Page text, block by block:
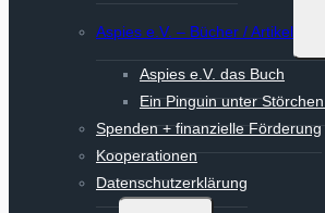
Aspies e.V. – Bücher / Artikel
Aspies e.V. das Buch
Ein Pinguin unter
Spenden + finanzielle Förderung
Kooperationen
Datenschutzerklärung